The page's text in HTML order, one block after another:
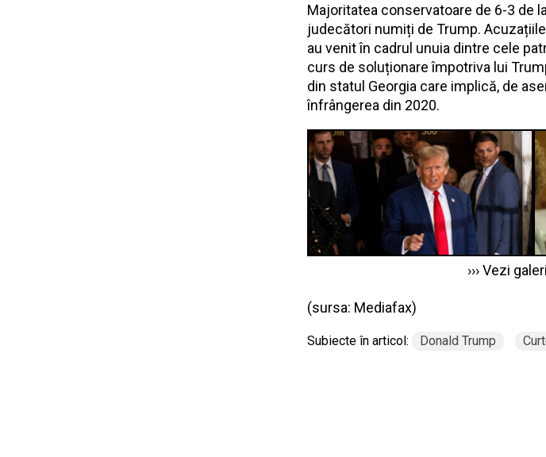
Majoritatea conservatoare de 6-3 de
judecători numiți de Trump.
au venit în cadrul unuia dintre cele
curs de soluționare împotriva lui
din statul Georgia care implică, de
înfrângerea din 2020.
››› Vezi
(sursa: Mediafax)
Subiecte în articol: Donald Trump